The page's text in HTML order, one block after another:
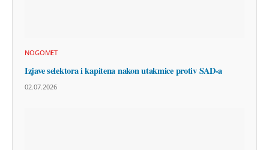
NOGOMET
Izjave selektora i kapitena nakon utakmice protiv SAD-a
02.07.2026